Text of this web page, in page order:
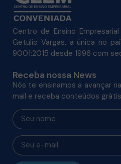
Centro de Ensino
Getulio Vargas, a única no
9001:2015 desde 1996 com
Receba nossa News
Nós te ensinamos a avançar
mail e receba conteúdos